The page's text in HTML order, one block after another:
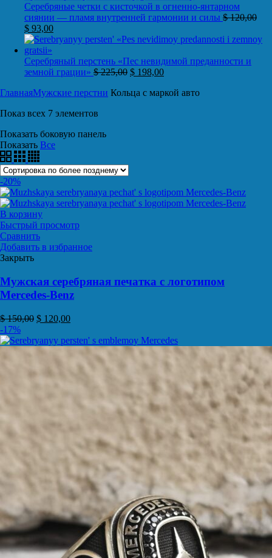
Серебряные четки с кисточкой в огненно-янтарном
сиянии — пламя внутренней гармонии и силы $120,00
$ 93,00
Серебряный перстень «Пес невидимой преданности и
земной грации» $225,00 $ 198,00
ГлавнаяМужские перстни Кольца с маркой авто
Показ всех 7 элементов
Показать боковую панель
Показать Все
-20%
В корзину
Быстрый просмотр
Сравнить
Добавить в избранное
Закрыть
Мужская серебряная печатка с логотипом
Mercedes-Benz
$150,00 $ 120,00
-17%